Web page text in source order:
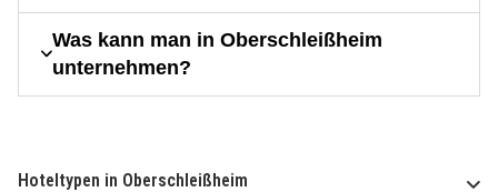
Was kann man in Oberschleißheim
unternehmen?
Hoteltypen in Oberschleißheim